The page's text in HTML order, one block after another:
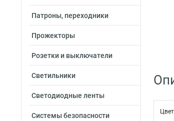
Патроны, переходники
Прожекторы
Розетки и выключатели
Светильники
Светодиодные ленты
Системы безопасности